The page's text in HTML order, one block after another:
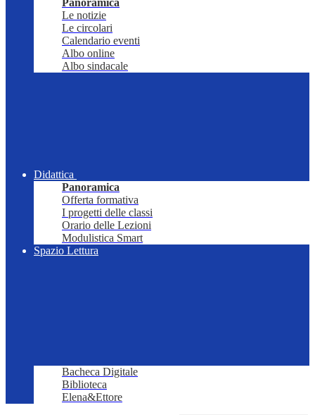
Panoramica
Le notizie
Le circolari
Calendario eventi
Albo online
Albo sindacale
Didattica
Panoramica
Offerta formativa
I progetti delle classi
Orario delle Lezioni
Modulistica Smart
Spazio Lettura
Bacheca Digitale
Biblioteca
Elena&Ettore